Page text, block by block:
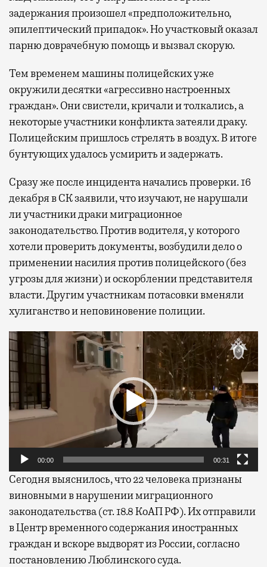
задержания произошел «предположительно,
эпилептический припадок». Но участковый оказал
парню доврачебную помощь и вызвал скорую.
Тем временем машины полицейских уже
окружили десятки «агрессивно настроенных
граждан». Они свистели, кричали и толкались, а
некоторые участники конфликта затеяли драку.
Полицейским пришлось стрелять в воздух. В итоге
бунтующих удалось усмирить и задержать.
Сразу же после инцидента начались проверки. 16
декабря в СК заявили, что изучают, не нарушали
ли участники драки миграционное
законодательство. Против водителя, у которого
хотели проверить документы, возбудили дело о
применении насилия против полицейского (без
угрозы для жизни) и оскорблении представителя
власти. Другим участникам потасовки вменяли
хулиганство и неповиновение полиции.
Видеоплеер
00:00 00:31
Сегодня выяснилось, что 22 человека признаны
виновными в нарушении миграционного
законодательства (ст. 18.8 КоАП РФ). Их отправили
в Центр временного содержания иностранных
граждан и вскоре выдворят из России, согласно
постановлению Люблинского суда.